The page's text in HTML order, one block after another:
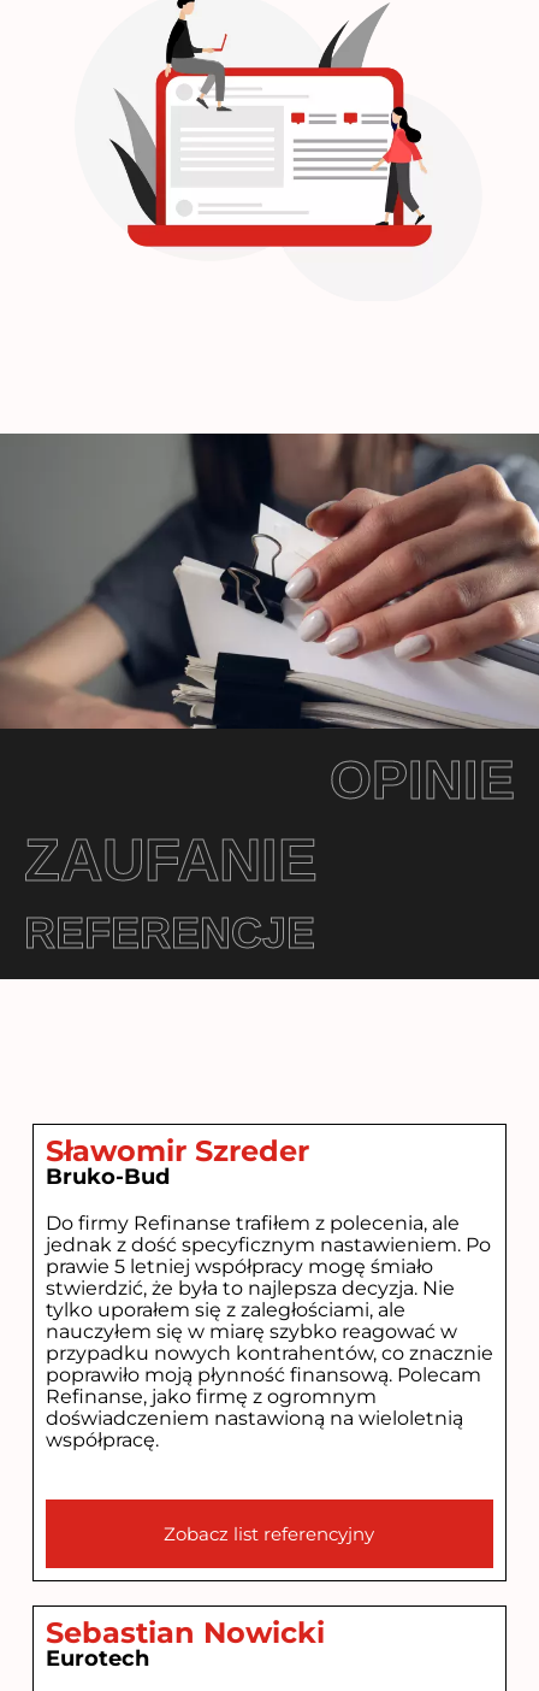
OPINIE
ZAUFANIE
REFERENCJE
Sławomir Szreder
Bruko-Bud
Do firmy Refinanse trafiłem z polecenia, ale
jednak z dość specyficznym nastawieniem. Po
prawie 5 letniej współpracy mogę śmiało
stwierdzić, że była to najlepsza decyzja. Nie
tylko uporałem się z zaległościami, ale
nauczyłem się w miarę szybko reagować w
przypadku nowych kontrahentów, co znacznie
poprawiło moją płynność finansową. Polecam
Refinanse, jako firmę z ogromnym
doświadczeniem nastawioną na wieloletnią
współpracę.
Zobacz list referencyjny
Sebastian Nowicki
Eurotech